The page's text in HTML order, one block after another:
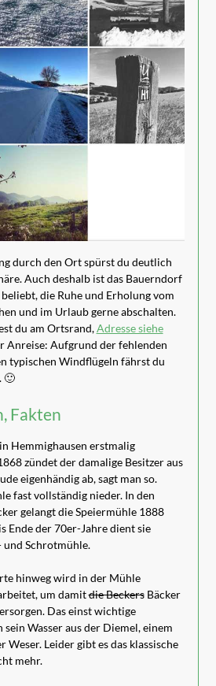
durch den Ort spürst du deutlich
Auch deshalb ist das Bauerndorf
die Ruhe und Erholung vom
und im Urlaub gerne abschalten.
du am Ortsrand,Adresse siehe
Anreise: Aufgrund der fehlenden
typischen Windflügeln fährst du
🙂
Fakten
Hemmighausen erstmalig
zündet der damalige Besitzer aus
eigenhändig ab, sagt man so.
fast vollständig nieder. In den
gelangt die Speiermühle 1888
Ende der 70er-Jahre dient sie
und Schrotmühle.
hinweg wird in der Mühle
um damitdie BeckersBäcker
Das einst wichtige
sein Wasser aus der Diemel, einem
Weser. Leider gibt es das klassische
mehr.